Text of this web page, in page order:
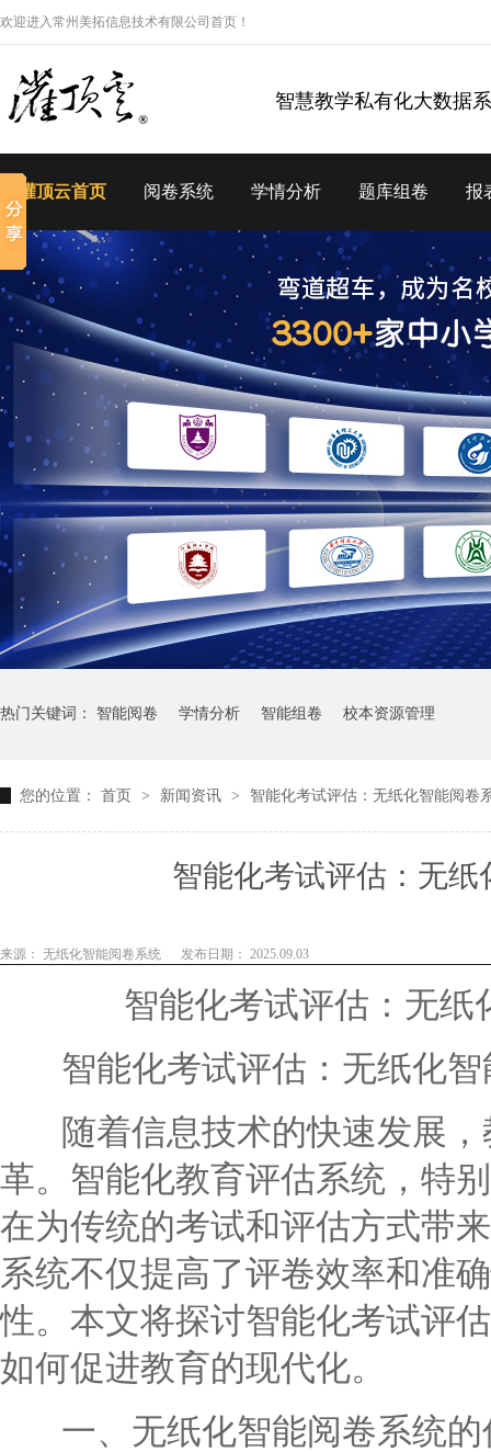
欢迎进入常州美拓信息技术有限公司首页！
智慧教学私有化大数据
灌顶云首页 阅卷系统 学情分析 题库组卷 报
热门关键词： 智能阅卷 学情分析 智能组卷 校本资源管理
您的位置： 首页 > 新闻资讯 > 智能化考试评估：无纸化智能阅卷
智能化考试评估：无
来源： 无纸化智能阅卷系统 发布日期： 2025.09.03
智能化考试评估：无纸
智能化考试评估：无纸化智
随着信息技术的快速发展，
革。智能化教育评估系统，特
在为传统的考试和评估方式带
系统不仅提高了评卷效率和准
性。本文将探讨智能化考试评
如何促进教育的现代化。
一、无纸化智能阅卷系统的